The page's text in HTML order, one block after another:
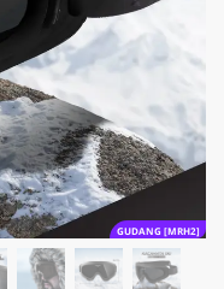
GUDANG [MRH2]